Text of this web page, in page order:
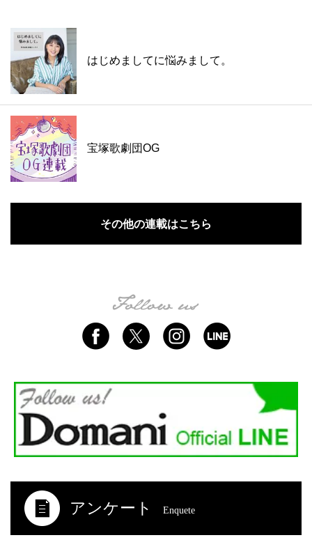
はじめましてに悩みまして。
宝塚歌劇団OG
その他の連載はこちら
アンケート Enquete